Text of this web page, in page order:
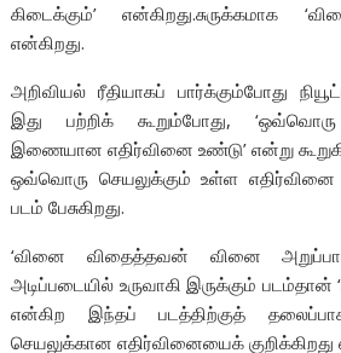
கிடைக்கும்’ என்கிறது.சுருக்கமாக
என்கிறது.
அறிவியல் ரீதியாகப் பார்க்கும்போது
இது பற்றிக் கூறும்போது,
இணையான எதிர்வினை உண்டு’ என்று
ஒவ்வொரு செயலுக்கும் உள்ள எதிர்வினை
படம் பேசுகிறது.
‘வினை விதைத்தவன் வினை
அடிப்படையில் உருவாகி இருக்கும்
என்கிற இந்தப் படத்திற்குத்
செயலுக்கான எதிர்வினையைக்